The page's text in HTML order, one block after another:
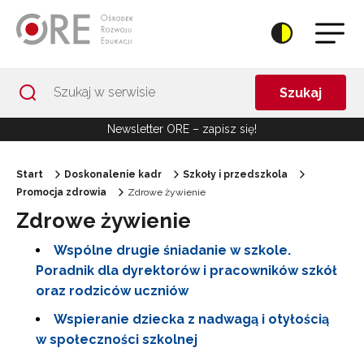
Szukaj
Newsletter ORE – zapisz się!
Start Doskonalenie kadr
Szkoły i przedszkola
Promocja zdrowia
Zdrowe żywienie
Zdrowe żywienie
Wspólne drugie śniadanie w szkole.
Poradnik dla dyrektorów i pracowników szkół
oraz rodziców uczniów
Wspieranie dziecka z nadwagą i otyłością
w społeczności szkolnej